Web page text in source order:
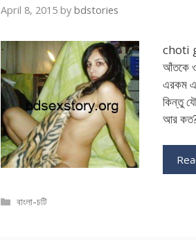
April 8, 2015 by bdstories
choti
আঁতকে
এরকম
কিন্তু
আর
Categories
বাংলা-চটি